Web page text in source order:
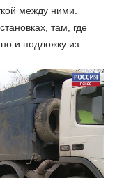
между ними.
там, где
и подложку из